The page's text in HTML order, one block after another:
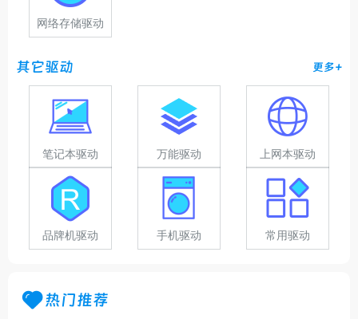
网络存储驱动
其它驱动 更多+
笔记本驱动 万能驱动 上网本驱动
品牌机驱动 手机驱动 常用驱动
热门推荐